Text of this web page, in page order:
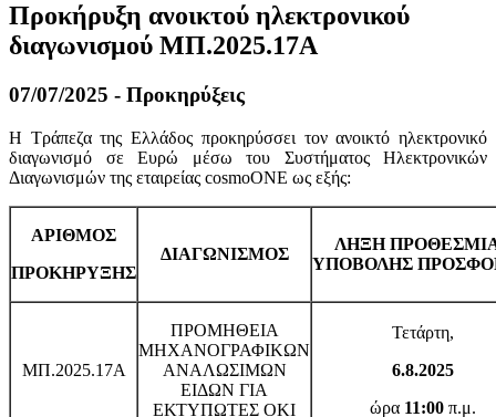
Προκήρυξη ανοικτού ηλεκτρονικού
διαγωνισμού ΜΠ.2025.17Α
07/07/2025 - Προκηρύξεις
Η Τράπεζα της Ελλάδος προκηρύσσει τον ανοικτό ηλεκτρονικό
διαγωνισμό σε Ευρώ μέσω του Συστήματος Ηλεκτρονικών
Διαγωνισμών της εταιρείας cosmoONE ως εξής:
ΑΡΙΘΜΟΣ
ΠΡΟΚΗΡΥΞΗΣ
ΔΙΑΓΩΝΙΣΜΟΣ
ΛΗΞΗ
ΥΠΟΒΟΛΗΣ
ΜΠ.2025.17Α
ΠΡΟΜΗΘΕΙΑ
ΜΗΧΑΝΟΓΡΑΦΙΚΩΝ
ΑΝΑΛΩΣΙΜΩΝ
ΕΙΔΩΝ ΓΙΑ
ΕΚΤΥΠΩΤΕΣ OKI
Τετάρτη,
6.8.2025
ώρα 11:00π.μ.